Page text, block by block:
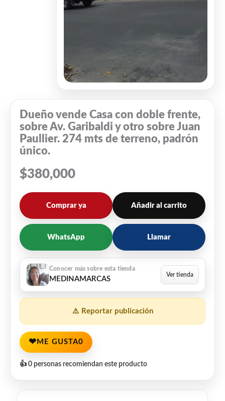
Dueño vende Casa con doble frente,
sobre Av. Garibaldi y otro sobre Juan
Paullier. 274 mts de terreno, padrón
único.
$380,000
Comprar ya Añadir al carrito
WhatsApp Llamar
MEDINAMARCAS
⚠️ Reportar publicación
❤ ME GUSTA0
👍 0 personas recomiendan este producto